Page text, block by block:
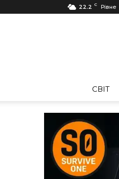
22.2 C Рівне
CВІТ